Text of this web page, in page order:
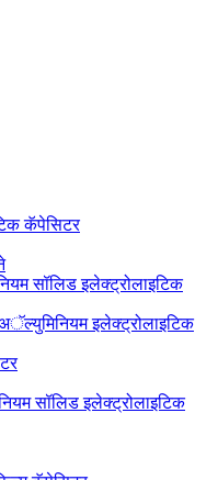
कॅपेसिटर
सॉलिड इलेक्ट्रोलाइटिक
अॅल्युमिनियम इलेक्ट्रोलाइटिक
सॉलिड इलेक्ट्रोलाइटिक